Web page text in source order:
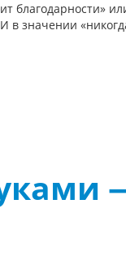
благодарности»
в значении